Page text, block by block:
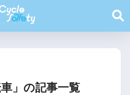
」の記事一覧